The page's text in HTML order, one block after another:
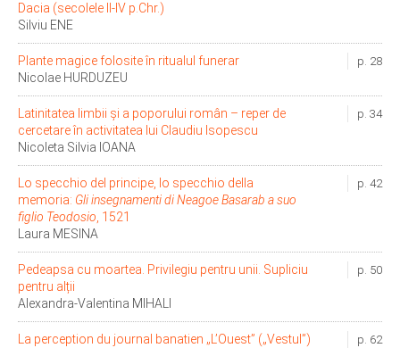
Dacia (secolele II-IV p.Chr.)
Silviu ENE
p. 28
Plante magice folosite în ritualul funerar
Nicolae HURDUZEU
p. 34
Latinitatea limbii și a poporului român – reper de
cercetare în activitatea lui Claudiu Isopescu
Nicoleta Silvia IOANA
p. 42
Lo specchio del principe, lo specchio della
memoria: Gli insegnamenti di Neagoe Basarab a suo
figlio Teodosio , 1521
Laura MESINA
p. 50
Pedeapsa cu moartea. Privilegiu pentru unii. Supliciu
pentru alții
Alexandra-Valentina MIHALI
p. 62
La perception du journal banatien „LʼOuest” („Vestul”)